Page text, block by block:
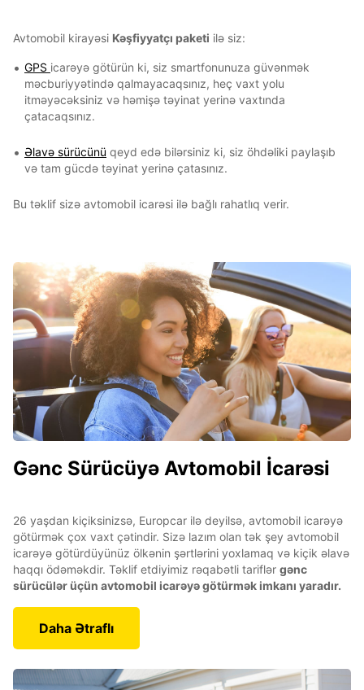
Avtomobil kirayəsi Kəşfiyyatçı paketi ilə siz:
GPS icarəyə götürün ki, siz smartfonunuza güvənmək
məcburiyyətində qalmayacaqsınız, heç vaxt yolu
itməyəcəksiniz və həmişə təyinat yerinə vaxtında
çatacaqsınız.
Əlavə sürücünü qeyd edə bilərsiniz ki, siz öhdəliki paylaşıb
və tam gücdə təyinat yerinə çatasınız.
Bu təklif sizə avtomobil icarəsi ilə bağlı rahatlıq verir.
Gənc Sürücüyə Avtomobil İcarəsi
26 yaşdan kiçiksinizsə, Europcar ilə deyilsə, avtomobil icarəyə
götürmək çox vaxt çətindir. Sizə lazım olan tək şey avtomobil
icarəyə götürdüyünüz ölkənin şərtlərini yoxlamaq və kiçik əlavə
haqqı ödəməkdir. Təklif etdiyimiz rəqabətli tariflər gənc
sürücülər üçün avtomobil icarəyə götürmək imkanı yaradır.
Daha Ətraflı